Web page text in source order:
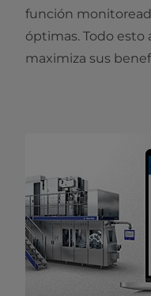
función
óptimas. Todo esto
maximiza sus